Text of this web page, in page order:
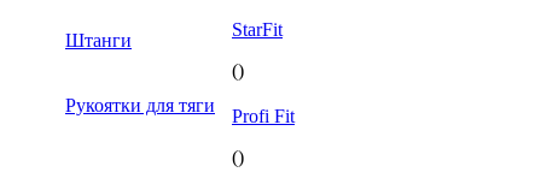
Штанги
Рукоятки для тяги
StarFit
()
Profi Fit
()